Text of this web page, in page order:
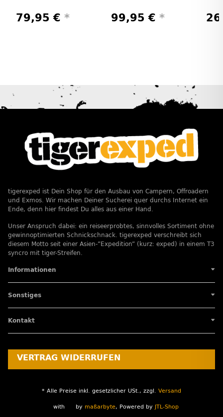
79,95 € * 99,95 € *
tigerexped ist Dein Shop für den Ausbau von Campern, Offroadern
und Exmos. Wir machen Deiner Sucherei quer durchs Internet ein
Ende, denn hier findest Du alles aus einer Hand.
Unser Anspruch dabei: ein reiseerprobtes, sinnvolles Sortiment ohne
gewinnoptimierten Schnickschnack. tigerexped verschreibt sich
diesem Motto seit einer Asien-”Expedition” (kurz: exped) in einem T3
syncro mit tiger-Streifen.
Informationen
Sonstiges
Kontakt
VERTRAG WIDERRUFEN
* Alle Preise inkl. gesetzlicher USt., zzgl. Versand
with by maßarbyte, Powered by JTL-Shop